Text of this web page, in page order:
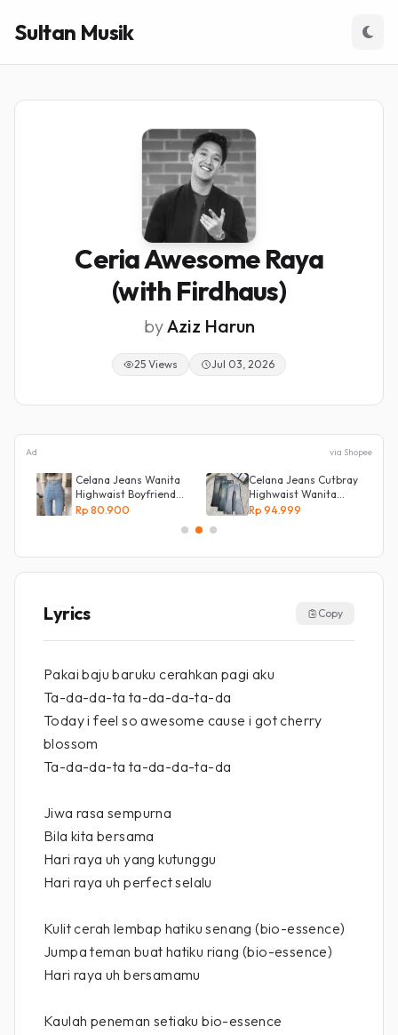
Sultan Musik
Ceria Awesome Raya
(with Firdhaus)
byAziz Harun
25 Views Jul 03, 2026
Ad via Shopee
Celana Jeans Wanita
Highwaist Boyfriend
Silang Belakang
Rp 80.900
Celana Jeans Cutbray
Highwaist Wanita
Stretch Celana
Rp 94.999
Lyrics Copy
Pakai baju baruku cerahkan pagi aku
Ta-da-da-ta ta-da-da-ta-da
Today i feel so awesome cause i got cherry
blossom
Ta-da-da-ta ta-da-da-ta-da
Jiwa rasa sempurna
Bila kita bersama
Hari raya uh yang kutunggu
Hari raya uh perfect selalu
Kulit cerah lembap hatiku senang (bio-essence)
Jumpa teman buat hatiku riang (bio-essence)
Hari raya uh bersamamu
Kaulah peneman setiaku bio-essence